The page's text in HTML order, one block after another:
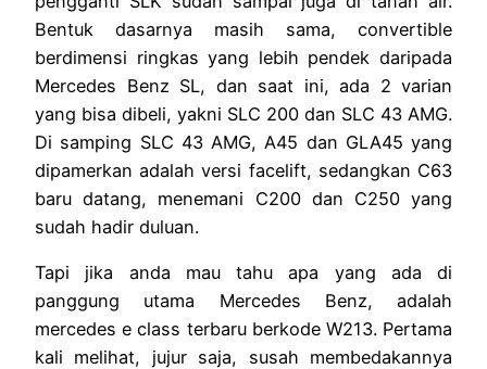
Bentuk dasarnya masih sama, convertible
berdimensi ringkas yang lebih pendek daripada
Mercedes Benz SL, dan saat ini, ada 2 varian
yang bisa dibeli, yakni SLC 200 dan SLC 43 AMG.
Di samping SLC 43 AMG, A45 dan GLA45 yang
dipamerkan adalah versi facelift, sedangkan C63
baru datang, menemani C200 dan C250 yang
sudah hadir duluan.
Tapi jika anda mau tahu apa yang ada di
panggung utama Mercedes Benz, adalah
mercedes e class terbaru berkode W213. Pertama
kali melihat, jujur saja, susah membedakannya